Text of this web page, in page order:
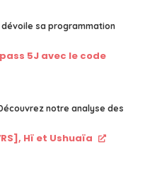
dévoile sa programmation
5J avec le code
notre analyse des
Hï et Ushuaïa